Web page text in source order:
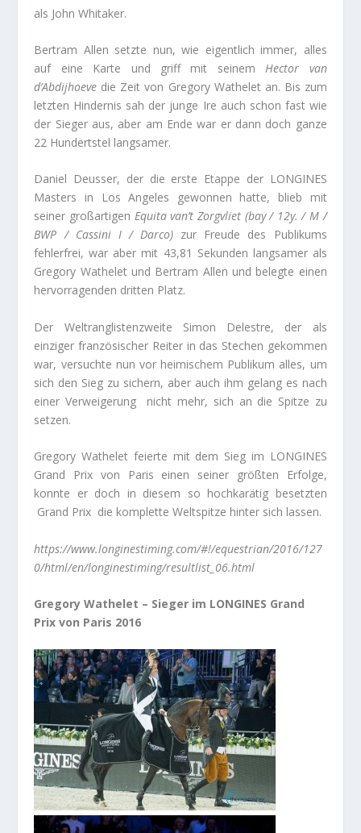
als John Whitaker.
Bertram Allen setzte nun, wie eigentlich immer, alles
auf eine Karte und griff mit seinemHector van
d’Abdijhoeve die Zeit von Gregory Wathelet an. Bis zum
letzten Hindernis sah der junge Ire auch schon fast wie
der Sieger aus, aber am Ende war er dann doch ganze
22 Hundertstel langsamer.
Daniel Deusser, der die erste Etappe der LONGINES
Masters in Los Angeles gewonnen hatte, blieb mit
seiner großartigen Equita van’t Zorgvliet (bay / 12y. / M /
BWP / Cassini I / Darco) zur Freude des Publikums
fehlerfrei, war aber mit 43,81 Sekunden langsamer als
Gregory Wathelet und Bertram Allen und belegte einen
hervorragenden dritten Platz.
Der Weltranglistenzweite Simon Delestre, der als
einziger französischer Reiter in das Stechen gekommen
war, versuchte nun vor heimischem Publikum alles, um
sich den Sieg zu sichern, aber auch ihm gelang es nach
einer Verweigerung nicht mehr, sich an die Spitze zu
setzen.
Gregory Wathelet feierte mit dem Sieg im LONGINES
Grand Prix von Paris einen seiner größten Erfolge,
konnte er doch in diesem so hochkarätig besetzten
Grand Prix die komplette Weltspitze hinter sich lassen.
https://www.longinestiming.com/#!/equestrian/2016/127
0/html/en/longinestiming/resultlist_06.html
Gregory Wathelet – Sieger im LONGINES Grand
Prix von Paris 2016